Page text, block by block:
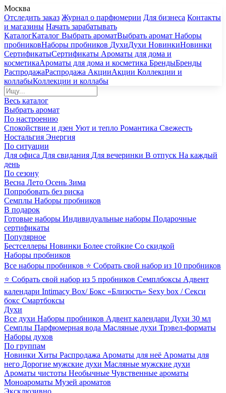
Москва
Отследить заказ Журнал о парфюмерии Для бизнеса Контакты
и магазины Начать зарабатывать
КаталогКаталог Выбрать ароматВыбрать аромат Наборы
пробниковНаборы пробников ДухиДухи НовинкиНовинки
СертификатыСертификаты Ароматы для дома и
косметикаАроматы для дома и косметика БрендыБренды
РаспродажаРаспродажа АкцииАкции Коллекции и
коллабыКоллекции и коллабы
Весь каталог
Выбрать аромат
По настроению
Спокойствие и дзен Уют и тепло Романтика Свежесть
Ностальгия Энергия
По ситуации
Для офиса Для свидания Для вечеринки В отпуск На каждый
день
По сезону
Весна Лето Осень Зима
Попробовать без риска
Семплы Наборы пробников
В подарок
Готовые наборы Индивидуальные наборы Подарочные
сертификаты
Популярное
Бестселлеры Новинки Более стойкие Со скидкой
Наборы пробников
Все наборы пробников ⭐ Собрать свой набор из 10 пробников
⭐ Собрать свой набор из 5 пробников Семплбоксы Адвент
календари Intimacy Box/ Бокс «Близость» Sexy box / Секси
бокс Смартбоксы
Духи
Все духи Наборы пробников Адвент календари Духи 30 мл
Семплы Парфюмерная вода Масляные духи Трэвел-форматы
Наборы духов
По группам
Новинки Хиты Распродажа Ароматы для неё Ароматы для
него Дорогие мужские духи Масляные мужские духи
Ароматы чистоты Необычные Чувственные ароматы
Моноароматы Музей ароматов
Эксклюзивно